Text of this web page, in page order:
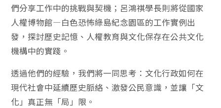
們分享工作中的挑戰與契機；呂鴻祺學長則將從國家
人權博物館—白色恐怖綠島紀念園區的工作實例出
發，探討歷史記憶、人權教育與文化保存在公共文化
機構中的實踐。
透過他們的經驗，我們將一同思考：文化行政如何在
現代社會中延續歷史脈絡、激發公民意識，並讓「文
化」真正無「局」限。